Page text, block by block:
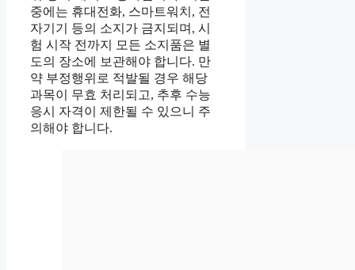
중에는 휴대전화, 스마트워치, 전
자기기 등의 소지가 금지되며, 시
험 시작 전까지 모든 소지품은 별
도의 장소에 보관해야 합니다. 만
약 부정행위로 적발될 경우 해당
과목이 무효 처리되고, 추후 수능
응시 자격이 제한될 수 있으니 주
의해야 합니다.